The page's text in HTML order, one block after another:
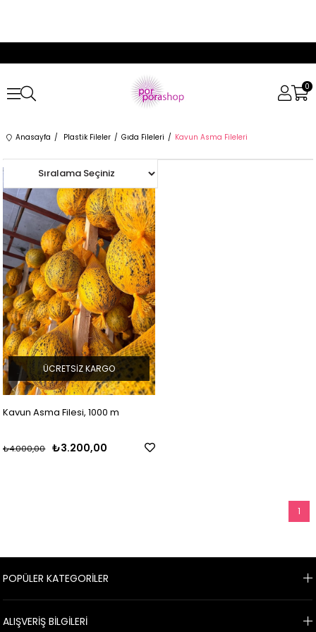
0
Anasayfa Plastik Fileler Gıda Fileleri Kavun Asma Fileleri
Kavun Asma Filesi, 1000 m
₺3.200,00
₺4.000,00
ÜCRETSIZ KARGO
1
POPÜLER KATEGORİLER
ALIŞVERİŞ BİLGİLERİ